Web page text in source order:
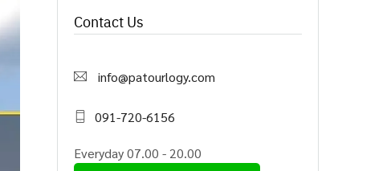
Contact Us
info@patourlogy.com
091-720-6156
Everyday 07.00 - 20.00